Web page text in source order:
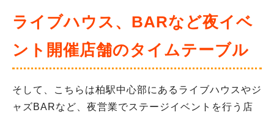
ライブハウス、BARなど夜イベ
ント開催店舗のタイムテーブル
そして、こちらは柏駅中心部にあるライブハウスやジ
ャズBARなど、夜営業でステージイベントを行う店